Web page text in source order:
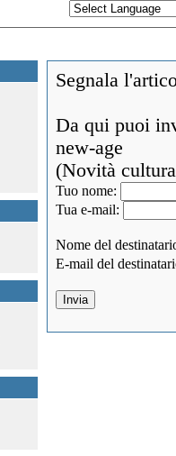
Segnala
Da qui puoi
new-age
(Novità
Tuo nome:
Tua e-mail:
Nome del
E-mail del